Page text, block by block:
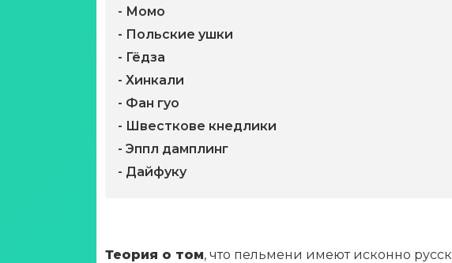
- Момо
- Польские ушки
- Гёдза
- Хинкали
- Фан гуо
- Швесткове кнедлики
- Эппл дамплинг
- Дайфуку
Теория о том, что пельмени имеют исконно